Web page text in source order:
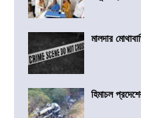
মালদার
হিমাচল